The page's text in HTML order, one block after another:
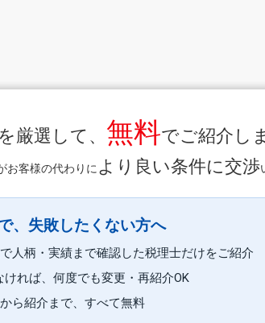
厳選して、 無料でご紹介し
お客様の代わりに より良い条件に交渉
、失敗したくない方へ
人柄・実績まで確認した税理士だけをご紹介
ければ、何度でも変更・再紹介OK
ら紹介まで、すべて無料